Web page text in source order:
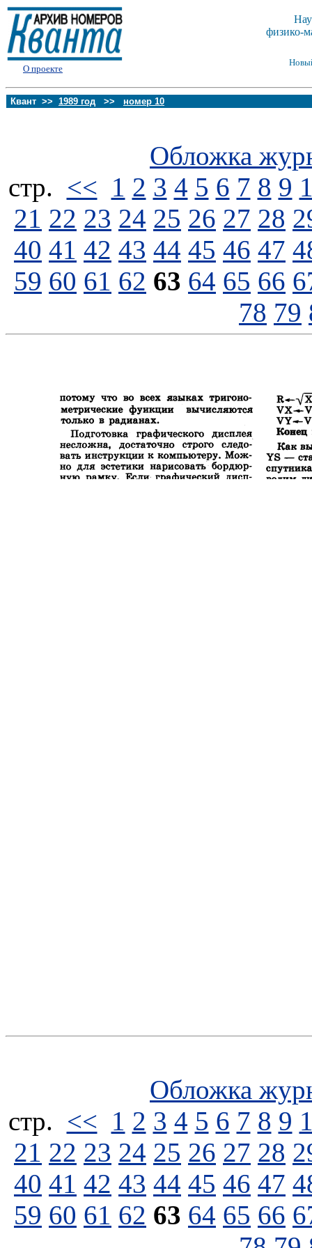
О проекте
физико-
Квант >> 1989 год >> номер 10
Обложка
стp. << 1 2 3 4 5 6 7 8 9
21 22 23 24 25 26 27 28
40 41 42 43 44 45 46 47
59 60 61 62 63 64 65 66
78 79
Обложка
стp. << 1 2 3 4 5 6 7 8 9
21 22 23 24 25 26 27 28
40 41 42 43 44 45 46 47
59 60 61 62 63 64 65 66